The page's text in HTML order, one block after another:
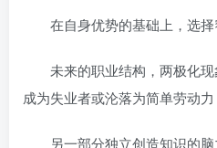
在自身优势的基础上，选
未来的职业结构，两极化
成为失业者或沦落为简单劳动力
另一部分独立创造知识的